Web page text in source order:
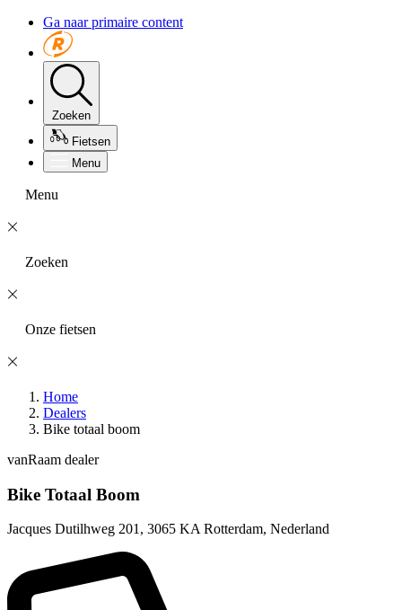
Ga naar primaire content
Zoeken
Fietsen
Menu
Menu
Zoeken
Onze fietsen
Home
Dealers
Bike totaal boom
vanRaam dealer
Bike Totaal Boom
Jacques Dutilhweg 201, 3065 KA Rotterdam, Nederland